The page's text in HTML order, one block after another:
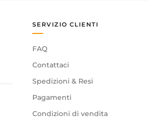
SERVIZIO CLIENTI
FAQ
Contattaci
Spedizioni & Resi
Pagamenti
Condizioni di vendita